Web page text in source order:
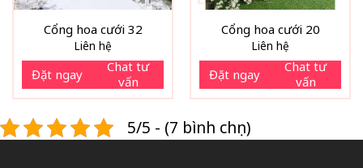
Cổng hoa cưới 32
Liên hệ
Đặt ngay
Chat tư
vấn
Cổng hoa cưới 20
Liên hệ
Đặt ngay
Chat tư
vấn
5/5 - (7 bình chọn)